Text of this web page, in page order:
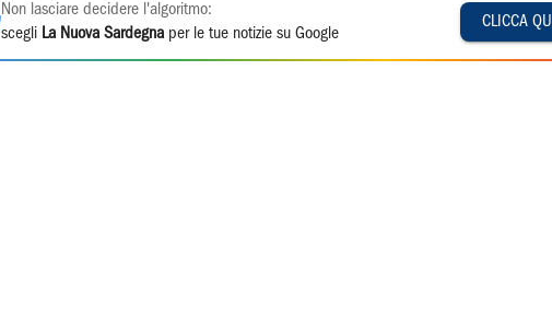
Non lasciare decidere l'algoritmo:
scegli La Nuova Sardegna per le tue notizie su Google
CLICCA QUI